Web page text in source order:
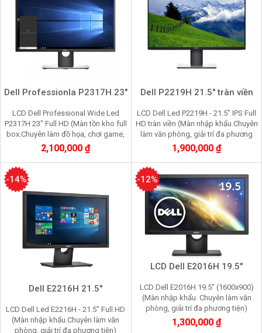
Dell Professionla P2317H 23"
LCD Dell Professional Wide Led
P2317H 23" Full HD (Màn tồn kho full
box.Chuyên làm đồ họa, chơi game,
nhìn lâu không mỏi mắt)
2,100,000 ₫
Dell P2219H 21.5" tràn viền
LCD Dell Led P2219H - 21.5" IPS Full
HD tràn viền (Màn nhập khẩu.Chuyên
làm văn phòng, giải trí đa phương
tiện, vẽ đồ họa, chơi game)
1,900,000 ₫
Dell E2216H 21.5"
LCD Dell Led E2216H - 21.5" Full HD
(Màn nhập khẩu.Chuyên làm văn
phòng, giải trí đa phương tiện)
-14%
LCD Dell E2016H 19.5"
LCD Dell E2016H 19.5" (1600x900)
(Màn nhập khẩu. Chuyên làm văn
phòng, giải trí đa phương tiện)
1,300,000 ₫
-12%